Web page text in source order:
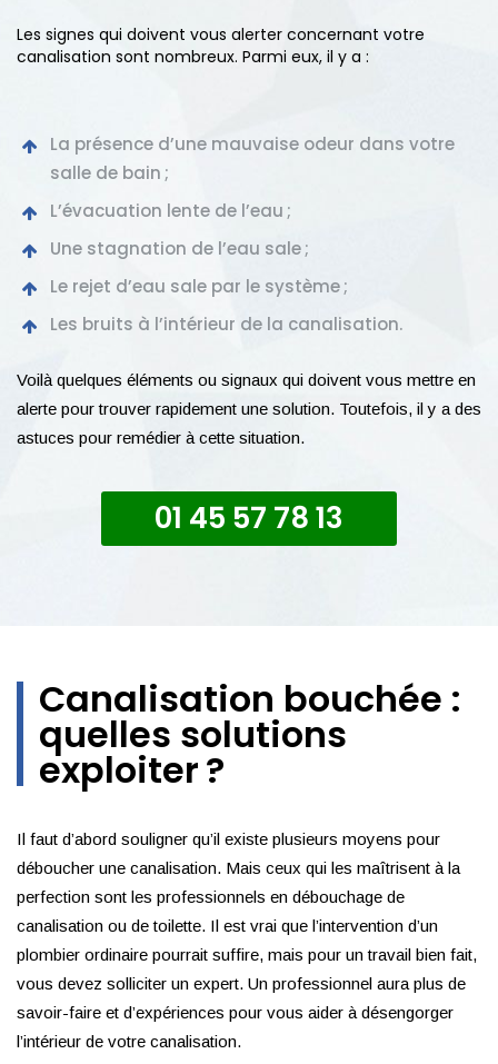
Les signes qui doivent vous alerter concernant votre
canalisation sont nombreux. Parmi eux, il y a :
La présence d’une mauvaise odeur dans votre
salle de bain ;
L’évacuation lente de l’eau ;
Une stagnation de l’eau sale ;
Le rejet d’eau sale par le système ;
Les bruits à l’intérieur de la canalisation.
Voilà quelques éléments ou signaux qui doivent vous mettre en
alerte pour trouver rapidement une solution. Toutefois, il y a des
astuces pour remédier à cette situation.
01 45 57 78 13
Canalisation bouchée :
quelles solutions
exploiter ?
Il faut d’abord souligner qu’il existe plusieurs moyens pour
déboucher une canalisation. Mais ceux qui les maîtrisent à la
perfection sont les professionnels en débouchage de
canalisation ou de toilette. Il est vrai que l’intervention d’un
plombier ordinaire pourrait suffire, mais pour un travail bien fait,
vous devez solliciter un expert. Un professionnel aura plus de
savoir-faire et d’expériences pour vous aider à désengorger
l’intérieur de votre canalisation.